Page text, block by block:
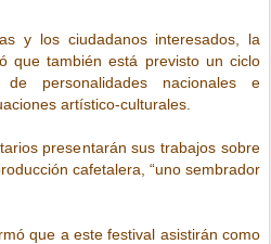
y los ciudadanos interesados, la
que también está previsto un ciclo
personalidades nacionales e
artístico-culturales.
presentarán sus trabajos sobre
cafetalera, “uno sembrador
que a este festival asistirán como